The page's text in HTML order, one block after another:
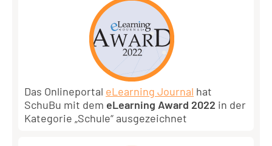
Das Onlineportal eLearning Journal hat
SchuBu mit dem eLearning Award 2022 in der
Kategorie „Schule“ ausgezeichnet